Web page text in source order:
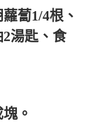
蔔1/4根、
湯匙、食
。